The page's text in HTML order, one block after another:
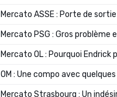
Mercato ASSE : Porte de
Mercato PSG : Gros problème
Mercato OL : Pourquoi Endrick
OM : Une compo avec
Mercato Strasbourg : Un